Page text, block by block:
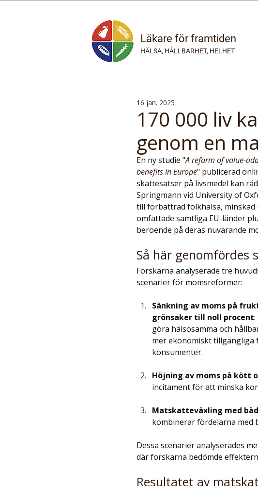
Läkare för framtiden
HÄLSA, HÅLLBARHET, HELHET
170 000 liv
genom en
16 jan. 2025
En ny studie "A reform of value-
benefits in Europe" publicerad
skattesatser på livsmedel kan
Springmann vid University of
till förbättrad folkhälsa,
omfattade samtliga EU-länder
beroende på deras nuvarande
Så här genomfördes
Forskarna analyserade tre
scenarier för momsreformer:
Sänkning av moms på
grönsaker till noll procent
göra hälsosamma och
mer ekonomiskt tillgängliga
konsumenter.
Höjning av moms på kött
incitament för att minska
Matskatteväxling med
kombinerar fördelarna med
Dessa scenarier analyserades
där forskarna bedömde
Resultatet av